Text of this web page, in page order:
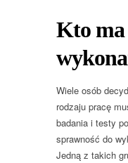
Kto ma
Wiele osób
rodzaju pracę
badania i testy
sprawność do
Jedną z takich